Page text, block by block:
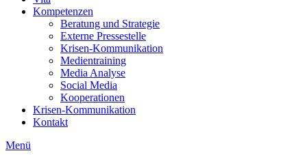
Kompetenzen
Beratung und Strategie
Externe Pressestelle
Krisen-Kommunikation
Medientraining
Media Analyse
Social Media
Kooperationen
Krisen-Kommunikation
Kontakt
Menü